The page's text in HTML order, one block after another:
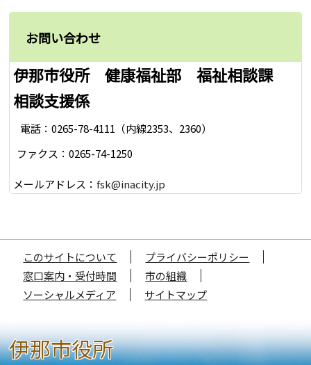
お問い合わせ
伊那市役所 健康福祉部 福祉相談課
相談支援係
電話：0265-78-4111（内線2353、2360）
ファクス：0265-74-1250
メールアドレス：fsk@inacity.jp
このサイトについて
プライバシーポリシー
窓口案内・受付時間
市の組織
ソーシャルメディア
サイトマップ
伊那市役所